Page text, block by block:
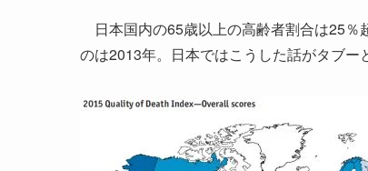
日本国内の65歳以上の高齢者割合は25％
のは2013年。日本ではこうした話がタブー